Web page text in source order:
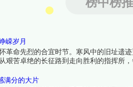
嵘岁月
革命先烈的合宜时节。寒风中的旧址遗
艰苦卓绝的长征路到走向胜利的指挥所
跟着榜中榜编辑一起来看看详细名单吧
满分的大片